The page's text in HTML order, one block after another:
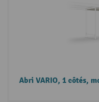
Abri VARIO, 1 côtés,